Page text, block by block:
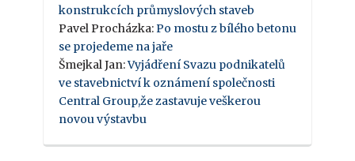
konstrukcích průmyslových staveb
Pavel Procházka:Po mostu z bílého betonu
se projedeme na jaře
Šmejkal Jan:Vyjádření Svazu podnikatelů
ve stavebnictví k oznámení společnosti
Central Group,že zastavuje veškerou
novou výstavbu